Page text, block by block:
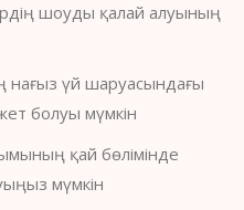
шоуды қалай алуының
үй шаруасындағы
болуы мүмкін
қай бөлімінде
мүмкін